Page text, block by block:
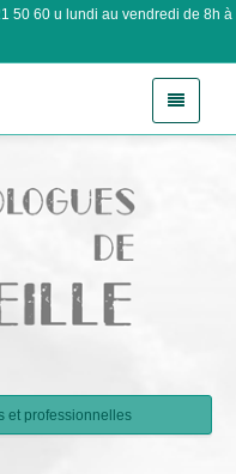
50 60 u lundi au vendredi de 8h à
et professionnelles